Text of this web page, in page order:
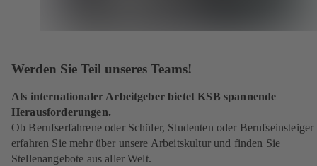
Werden Sie Teil unseres Teams!
Als internationaler Arbeitgeber bietet KSB spannende
Herausforderungen.
Ob Berufserfahrene oder Schüler, Studenten oder Berufseinsteiger
erfahren Sie mehr über unsere Arbeitskultur und finden Sie
Stellenangebote aus aller Welt.